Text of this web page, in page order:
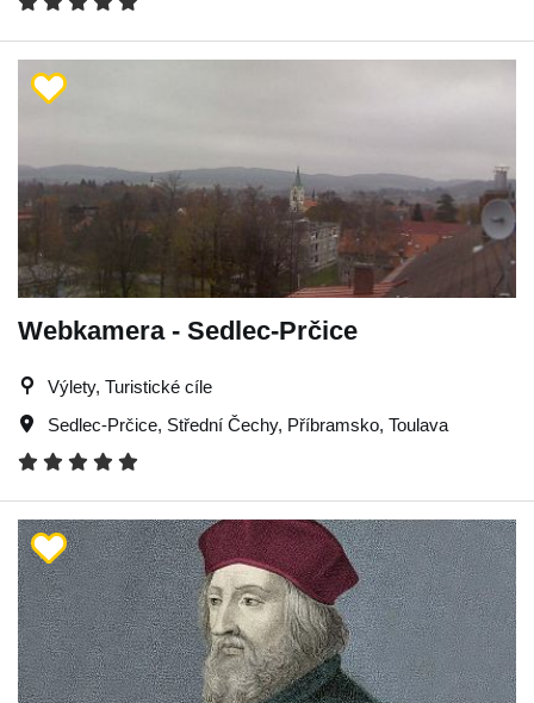
Webkamera - Sedlec-Prčice
Výlety, Turistické cíle
Sedlec-Prčice, Střední Čechy, Příbramsko, Toulava